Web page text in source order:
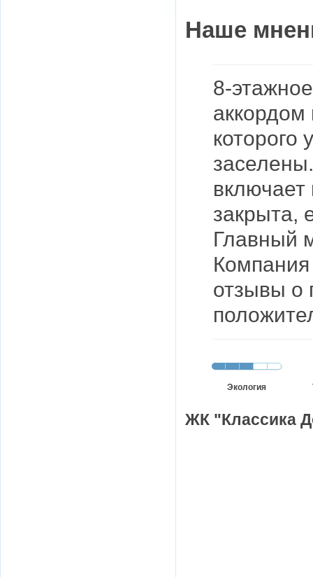
Наше
8-
аккордом
которого
включает
закрыта,
Главный
отзывы о
Экология
ЖК "Классика